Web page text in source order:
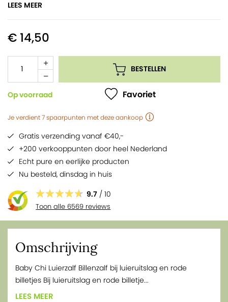
Zachte luier zalf met o.a. castor, kokos en sheabutter
Het beste uit de natuur voor jouw baby en jezelf
LEES MEER
€ 14,50
BESTELLEN
Op voorraad Favoriet
Je verdient7spaarpunten met deze aankoop
Gratis verzending vanaf €40,-
+200 verkooppunten door heel Nederland
Echt pure en eerlijke producten
Nu besteld, dinsdag in huis
9.7 / 10
Toon alle 6569 reviews
Omschrijving
Baby Chi Luierzalf Billenzalf bij luieruitslag en rode
billetjes Bij luieruitslag en rode billetje...
LEES MEER